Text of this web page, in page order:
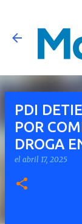
PDI
POR
DROGA
el abril 17, 2025